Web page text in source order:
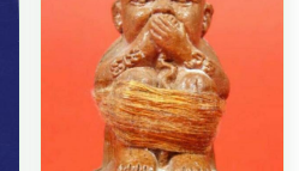
ในการสร้างครั้งนี้ด้วย ซึ่งมีความ
เข้มขลังและเฮี้ยนแรงเป็นทวีคูณ